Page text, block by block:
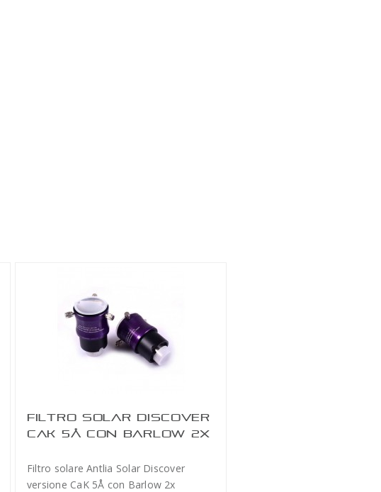
FILTRO SOLAR DISCOVER
CAK 5Å CON BARLOW 2X
Filtro solare Antlia Solar Discover
versione CaK 5Å con Barlow 2x